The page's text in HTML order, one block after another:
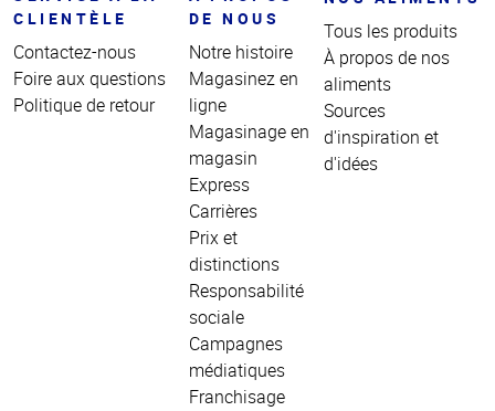
CLIENTÈLE
Contactez-nous
Foire aux questions
Politique de retour
DE NOUS
Notre histoire
Magasinez en
ligne
Magasinage en
magasin
Express
Carrières
Prix et
distinctions
Responsabilité
sociale
Campagnes
médiatiques
Franchisage
Tous les produits
À propos de nos
aliments
Sources
d'inspiration et
d'idées